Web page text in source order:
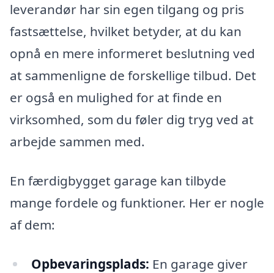
leverandør har sin egen tilgang og pris
fastsættelse, hvilket betyder, at du kan
opnå en mere informeret beslutning ved
at sammenligne de forskellige tilbud. Det
er også en mulighed for at finde en
virksomhed, som du føler dig tryg ved at
arbejde sammen med.
En færdigbygget garage kan tilbyde
mange fordele og funktioner. Her er nogle
af dem:
Opbevaringsplads: En garage giver